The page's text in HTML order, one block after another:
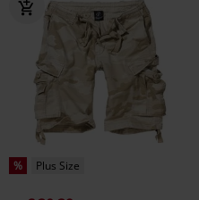
% Plus Size